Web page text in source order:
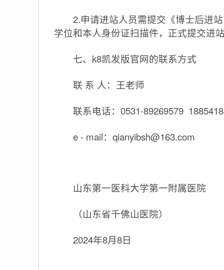
2.申请进站人员需提交《博士后进站
学位和本人身份证扫描件，正式提交进
七、k8凯发版官网的联系方式
联 系 人：王老师
联系电话：0531-89269579
e - mail： qianyibsh@163.com
山东第一医科大学第一附属医院
（山东省千佛山医院）
2024年8月8日